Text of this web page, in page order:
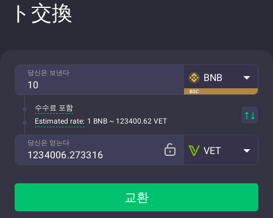
ト交換
당신은 보낸다
BSC
BNB
수수료 포함
Estimated rate: 1 BNB ~ 123400.62 VET
당신은 얻는다
VET
교환